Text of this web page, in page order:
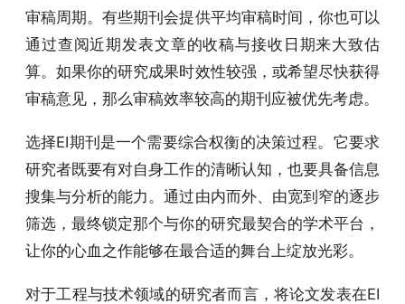
审稿周期。有些期刊会提供平均审稿时间，你也可以
通过查阅近期发表文章的收稿与接收日期来大致估
算。如果你的研究成果时效性较强，或希望尽快获得
审稿意见，那么审稿效率较高的期刊应被优先考虑。
选择EI期刊是一个需要综合权衡的决策过程。它要求
研究者既要有对自身工作的清晰认知，也要具备信息
搜集与分析的能力。通过由内而外、由宽到窄的逐步
筛选，最终锁定那个与你的研究最契合的学术平台，
让你的心血之作能够在最合适的舞台上绽放光彩。
对于工程与技术领域的研究者而言，将论文发表在EI